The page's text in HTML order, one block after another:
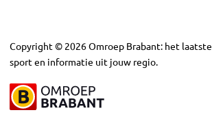
Copyright © 2026Omroep Brabant: het
sport en informatie uit jouw regio.